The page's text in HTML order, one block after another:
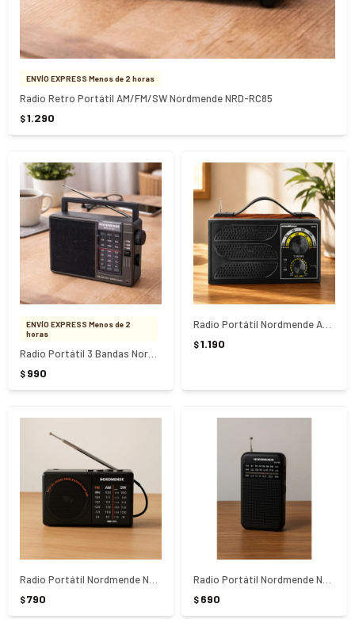
ENVÍO EXPRESS Menos de 2 horas
Radio Retro Portátil AM/FM/SW Nordmende NRD-RC85
$1.290
ENVÍO EXPRESS Menos de 2
horas
$ 990
$1.190
$790 $ 690